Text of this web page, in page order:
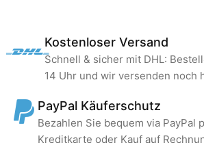
Kostenloser Versand
Schnell & sicher mit DHL:
14 Uhr und wir versenden noch
PayPal Käuferschutz
Bezahlen Sie bequem via PayPal
Kreditkarte oder Kauf auf